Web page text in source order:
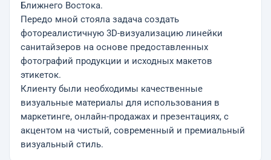
Ближнего Востока.
Передо мной стояла задача создать
фотореалистичную 3D-визуализацию линейки
санитайзеров на основе предоставленных
фотографий продукции и исходных макетов
этикеток.
Клиенту были необходимы качественные
визуальные материалы для использования в
маркетинге, онлайн-продажах и презентациях, с
акцентом на чистый, современный и премиальный
визуальный стиль.